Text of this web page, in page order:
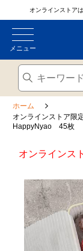
オンラインストア
メニュー
ホーム
オンラインストア
HappyNyao 45枚
オンラインス